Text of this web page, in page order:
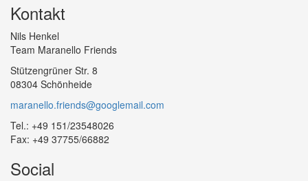
Kontakt
Nils Henkel
Team Maranello Friends
Stützengrüner Str. 8
08304 Schönheide
maranello.friends@googlemail.com
Tel.: +49 151/23548026
Fax: +49 37755/66882
Social